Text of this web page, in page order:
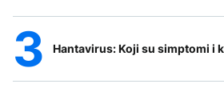
Hantavirus: Koji su simptomi i